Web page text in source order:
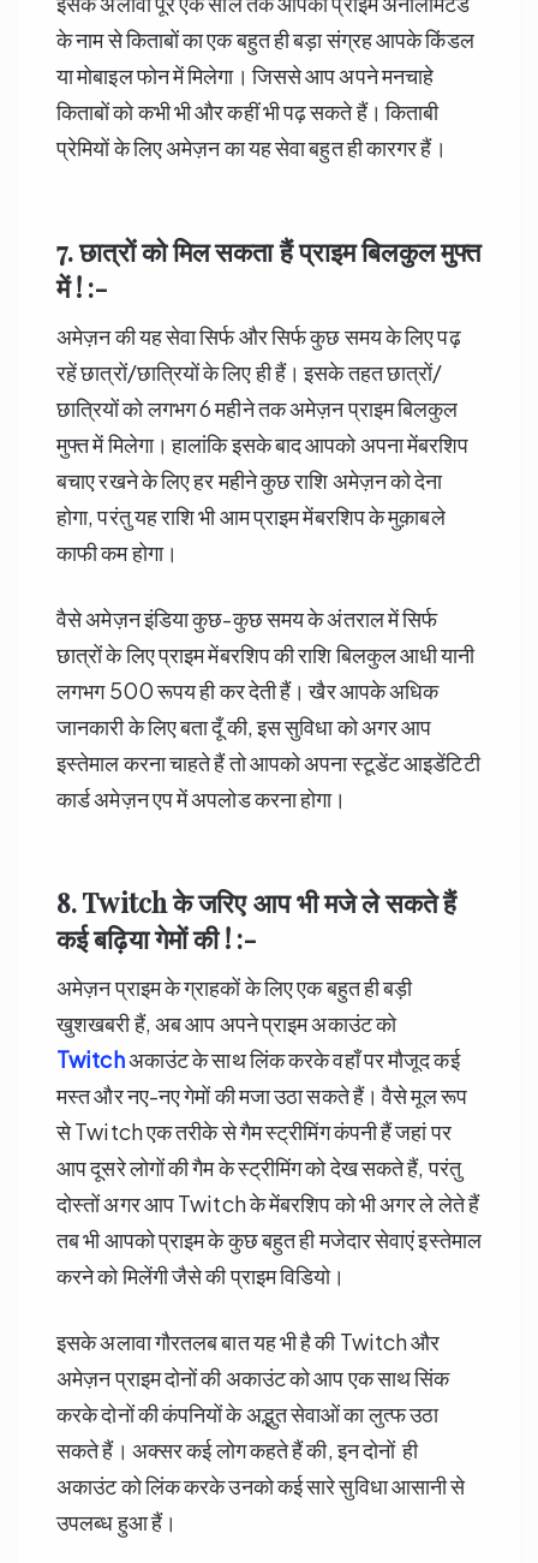
के नाम से किताबों का एक बहुत ही बड़ा संग्रह आपके किंडल
या मोबाइल फोन में मिलेगा। जिससे आप अपने मनचाहे
किताबों को कभी भी और कहीं भी पढ़ सकते हैं। किताबी
प्रेमियों के लिए अमेज़न का यह सेवा बहुत ही कारगर हैं।
7. छात्रों को मिल सकता हैं प्राइम बिलकुल मुफ्त
में ! :-
अमेज़न की यह सेवा सिर्फ और सिर्फ कुछ समय के लिए पढ़
रहें छात्रों/छात्रियों के लिए ही हैं। इसके तहत छात्रों/
छात्रियों को लगभग 6 महीने तक अमेज़न प्राइम बिलकुल
मुफ्त में मिलेगा। हालांकि इसके बाद आपको अपना मेंबरशिप
बचाए रखने के लिए हर महीने कुछ राशि अमेज़न को देना
होगा, परंतु यह राशि भी आम प्राइम मेंबरशिप के मुक़ाबले
काफी कम होगा।
वैसे अमेज़न इंडिया कुछ-कुछ समय के अंतराल में सिर्फ
छात्रों के लिए प्राइम मेंबरशिप की राशि बिलकुल आधी यानी
लगभग 500 रूपय ही कर देती हैं। खैर आपके अधिक
जानकारी के लिए बता दूँ की, इस सुविधा को अगर आप
इस्तेमाल करना चाहते हैं तो आपको अपना स्टूडेंट आइडेंटिटी
कार्ड अमेज़न एप में अपलोड करना होगा।
8. Twitchके जरिए आप भी मजे ले सकते हैं
कई बढ़िया गेमों की ! :-
अमेज़न प्राइम के ग्राहकों के लिए एक बहुत ही बड़ी
खुशखबरी हैं, अब आप अपने प्राइम अकाउंट को
Twitchअकाउंट के साथ लिंक करके वहाँ पर मौजूद कई
मस्त और नए-नए गेमों की मजा उठा सकते हैं। वैसे मूल रूप
से Twitch एक तरीके से गैम स्ट्रीमिंग कंपनी हैं जहां पर
आप दूसरे लोगों की गैम के स्ट्रीमिंग को देख सकते हैं, परंतु
दोस्तों अगर आप Twitch के मेंबरशिप को भी अगर ले लेते हैं
तब भी आपको प्राइम के कुछ बहुत ही मजेदार सेवाएं इस्तेमाल
करने को मिलेंगी जैसे की प्राइम विडियो।
इसके अलावा गौरतलब बात यह भी है की Twitch और
अमेज़न प्राइम दोनों की अकाउंट को आप एक साथ सिंक
करके दोनों की कंपनियों के अद्भुत सेवाओं का लुत्फ उठा
सकते हैं। अक्सर कई लोग कहते हैं की, इन दोनों ही
अकाउंट को लिंक करके उनको कई सारे सुविधा आसानी से
उपलब्ध हुआ हैं।